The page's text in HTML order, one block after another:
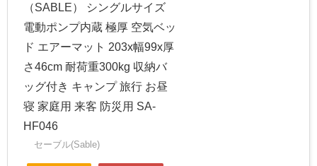
（SABLE） シングルサイズ
電動ポンプ内蔵 極厚 空気ベッ
ド エアーマット 203x幅99x厚
さ46cm 耐荷重300kg 収納バ
ッグ付き キャンプ 旅行 お昼
寝 家庭用 来客 防災用 SA-
HF046
セーブル(Sable)